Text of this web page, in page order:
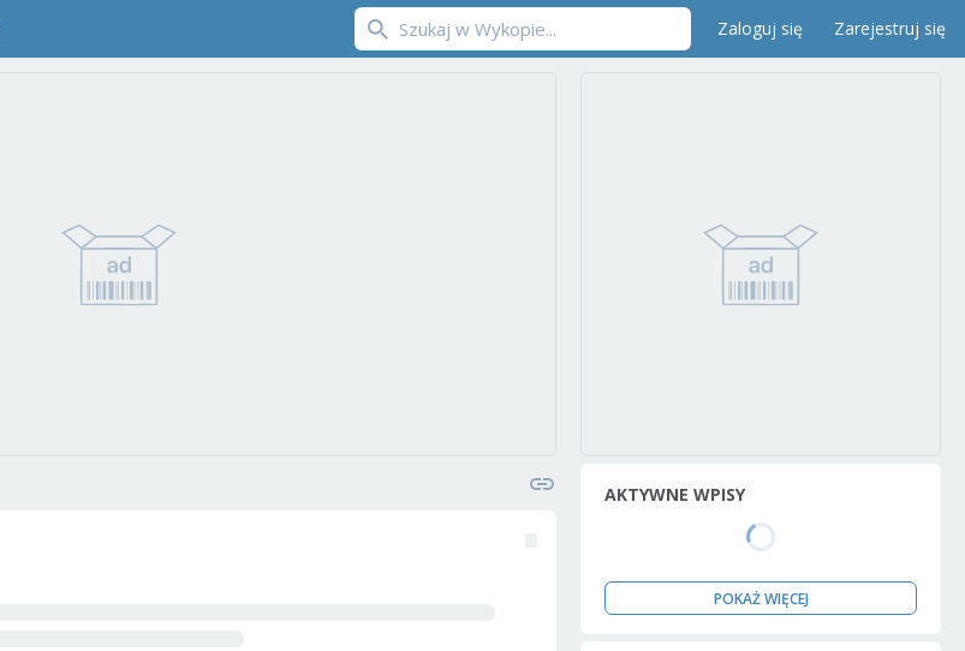
Zaloguj się Zarejestruj się
AKTYWNE WPISY
POKAŻ WIĘCEJ